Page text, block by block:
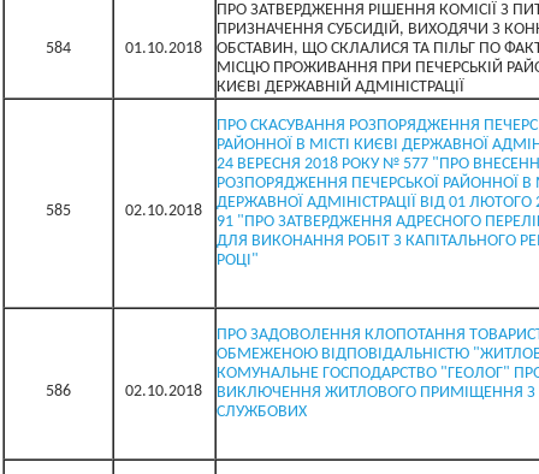
584 01.10.2018
ПРО ЗАТВЕРДЖЕННЯ РІШЕННЯ КОМІСІЇ З
ПРИЗНАЧЕННЯ СУБСИДІЙ, ВИХОДЯЧИ З
ОБСТАВИН, ЩО СКЛАЛИСЯ ТА ПІЛЬГ ПО
МІСЦЮ ПРОЖИВАННЯ ПРИ ПЕЧЕРСЬКІЙ
КИЄВІ ДЕРЖАВНІЙ АДМІНІСТРАЦІЇ
585 02.10.2018
ПРО СКАСУВАННЯ РОЗПОРЯДЖЕННЯ
РАЙОННОЇ В МІСТІ КИЄВІ ДЕРЖАВНОЇ
24 ВЕРЕСНЯ 2018 РОКУ № 577 "ПРО
РОЗПОРЯДЖЕННЯ ПЕЧЕРСЬКОЇ РАЙОННОЇ В
ДЕРЖАВНОЇ АДМІНІСТРАЦІЇ ВІД 01
91 "ПРО ЗАТВЕРДЖЕННЯ АДРЕСНОГО
ДЛЯ ВИКОНАННЯ РОБІТ З КАПІТАЛЬНОГО
РОЦІ"
586 02.10.2018
ПРО ЗАДОВОЛЕННЯ КЛОПОТАННЯ
ОБМЕЖЕНОЮ ВІДПОВІДАЛЬНІСТЮ
КОМУНАЛЬНЕ ГОСПОДАРСТВО "ГЕОЛОГ"
ВИКЛЮЧЕННЯ ЖИТЛОВОГО ПРИМІЩЕННЯ З
СЛУЖБОВИХ